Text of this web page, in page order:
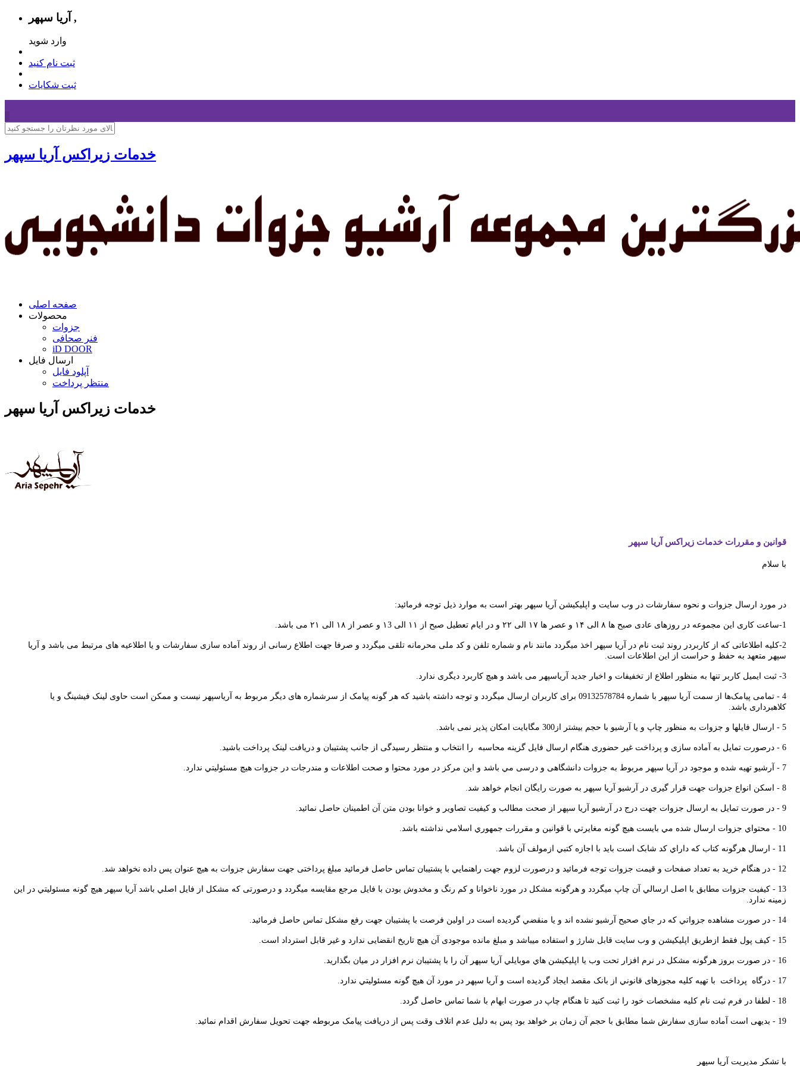
آریا سپهر ,
وارد شوید
ثبت نام کنید
ثبت شکایات
خدمات زیراکس آریا سپهر
صفحه اصلی
محصولات
جزوات
فنر صحافی
iD DOOR
ارسال فایل
آپلود فایل
منتظر پرداخت
خدمات زیراکس آریا سپهر
قوانین و مقررات خدمات زیراکس آریا سپهر
با سلام
در مورد ارسال جزوات و نحوه سفارشات در وب سايت و اپليکيشن آريا سپهر بهتر است به موارد ذيل توجه فرمائيد:
1-ساعت کاری این مجموعه در روزهای عادی صبح ها ۸ الی ۱۴ و عصر ها ۱۷ الی ۲۲ و در ایام تعطیل صبح از ۱۱ الی ۱3 و عصر از ۱۸ الی ۲۱ می باشد.
2-کلیه اطلاعاتی که از کاربردر روند ثبت نام در آریا سپهر اخذ میگردد مانند نام و شماره تلفن و کد ملی محرمانه تلقی میگردد و صرفا جهت اطلاع رسانی از روند آماده سازی سفارشات و یا اطلاعیه های مرتبط می باشد و آریا
سپهر متعهد به حفظ و حراست از این اطلاعات است.
3- ثبت ایمیل کاربر تنها به منظور اطلاع از تخفیفات و اخبار جدید آریاسپهر می باشد و هیچ کاربرد دیگری ندارد.
4 - تمامی پیامک‌ها از سمت آریا سپهر با شماره
09132578784 برای کاربران ارسال میگردد و توجه داشته باشید که هر گونه پیامک از سرشماره‌ های دیگر مربوط به آریاسپهر نیست و ممکن است حاوی لینک فیشینگ و یا
کلاهبرداری باشد.
5 - ارسال فایلها و جزوات به منظور چاپ و یا آرشیو با حجم بیشتر از300 مگابایت امکان پذیر نمی باشد.
6 - درصورت تمایل به آماده سازی و پرداخت غیر حضوری هنگام ارسال فایل گزینه محاسبه را انتخاب و منتظر رسیدگی از جانب پشتیبان و دریافت لینک پرداخت باشید.
7 - آرشيو تهيه شده و موجود در آريا سپهر مربوط به جزوات دانشگاهی و درسی مي باشد و اين مرکز در مورد محتوا و صحت اطلاعات و مندرجات در جزوات هيچ مسئوليتي ندارد.
8 - اسکن انواع جزوات جهت قرار گیری در آرشیو آریا سپهر به صورت رایگان انجام خواهد شد.
9 - در صورت تمايل به ارسال جزوات جهت درج در آرشيو آريا سپهر از صحت مطالب و کیفیت تصاویر و خوانا بودن متن آن اطمينان حاصل نمائيد.
10 - محتواي جزوات ارسال شده مي بايست هيچ گونه مغايرتي با قوانين و مقررات جمهوري اسلامي نداشته باشد.
11 - ارسال هرگونه کتاب که داراي کد شابک است بايد با اجازه کتبي ازمولف آن باشد.
12 - در هنگام خريد به تعداد صفحات و قيمت جزوات توجه فرمائيد و درصورت لزوم جهت راهنمايي با پشتيبان تماس حاصل فرمائيد مبلغ پرداختی جهت سفارش جزوات به هيچ عنوان پس داده نخواهد شد.
13 -
کيفيت جزوات مطابق با اصل ارسالي آن چاپ ميگردد و هرگونه مشکل در مورد ناخوانا و کم رنگ و مخدوش بودن با فایل مرجع مقايسه ميگردد و درصورتی که مشکل از فايل اصلي باشد آريا سپهر هيچ گونه مسئوليتي در اين
زمينه ندارد.
14 - در صورت مشاهده جزواتي که در جاي صحيح آرشيو نشده اند و يا منقضي گرديده است در اولین فرصت با پشتیبان جهت رفع مشکل تماس حاصل فرمائيد.
15 - کیف پول فقط ازطریق اپلیکیشن و وب سایت قابل شارژ و استفاده میباشد و مبلغ مانده موجودی آن هیچ تاریخ انقضایی ندارد و غیر قابل استرداد است.
16
- در صورت بروز هرگونه مشکل در نرم افزار تحت وب يا اپليکيشن هاي موبايلي آريا سپهر آن را با پشتيبان نرم افزار در ميان بگذارید.
17
- درگاه پرداخت با تهیه کليه مجوزهای قانوني از بانک مقصد ایجاد گرديده است و آريا سپهر در مورد آن هيچ گونه مسئوليتي ندارد.
18
- لطفا در فرم ثبت نام کلیه مشخصات خود را ثبت کنید تا هنگام چاپ در صورت ابهام با شما تماس حاصل گردد.
19 - بدیهی است آماده سازی سفارش شما مطابق با حجم آن زمان بر خواهد بود پس به دلیل عدم اتلاف وقت پس از دریافت پیامک مربوطه جهت تحویل سفارش اقدام نمائید.
با تشکر مدیریت آریا سپهر